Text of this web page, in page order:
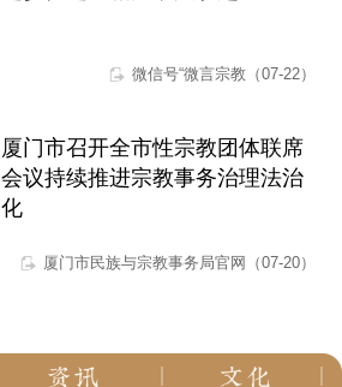
微信号“微言宗教（07-22）
厦门市召开全市性宗教团体联席
会议持续推进宗教事务治理法治
化
厦门市民族与宗教事务局官网（07-20）